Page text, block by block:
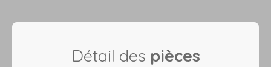
Détail des pièces